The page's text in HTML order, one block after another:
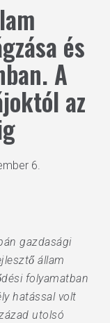
és
A
az
6.
gazdasági
állam
folyamatban
hatással volt
utolsó